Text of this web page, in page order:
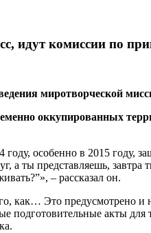
идут комиссии по
миротворческой
оккупированных
особенно в 2015 году,
а ты представляешь,
– рассказал он.
как… Это предусмотрено
подготовительные акты